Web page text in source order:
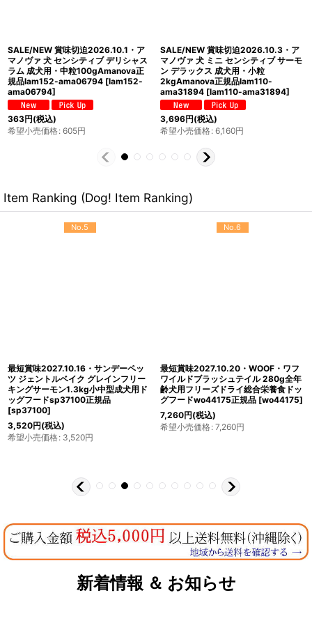
SALE/NEW 賞味切迫2026.10.2・ア
マノヴァ 犬 エクシジェント イベリア
ン ポーク 成犬用・中粒2kgAmanova
正規品lam151-ama31986 [lam151-
ama31986]
3,696円(税込)
希望小売価格: 6,160円
SALE/NEW 賞味切迫2026.10.29・
アマノヴァ 犬 ダイジェスティブ ディ
バイン ラビット成犬用・中粒
2kgAmanova正規品lam153-
ama32075 [lam153-ama32075
3,696円(税込)
希望小売価格: 6,160円
Item Ranking (Dog! Item Ranking)
No.5
最短賞味2027.10.16・サンデーペッ
ツ ジェントルベイク グレインフリー
キングサーモン1.3kg小中型成犬用ド
ッグフードsp37100正規品
[sp37100]
3,520円(税込)
希望小売価格: 3,520円
No.6
最短賞味2027.10.20・WOOF・ワフ
ワイルドブラッシュテイル 280g全年
齢犬用フリーズドライ総合栄養食ドッ
グフードwo44175正規品 [wo44175]
7,260円(税込)
希望小売価格: 7,260円
新着情報 ＆ お知らせ